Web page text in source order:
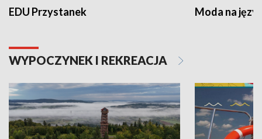
EDU Przystanek Moda na
WYPOCZYNEK I REKREACJA